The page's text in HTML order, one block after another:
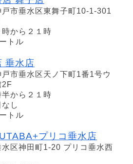
市垂水区東舞子町10-1-301
から２１時
トル
垂水店
市垂水区天ノ下町1番1号ウ
2F
から２１時
し
トル
プリコ垂水店
区神田町1-20 プリコ垂水西